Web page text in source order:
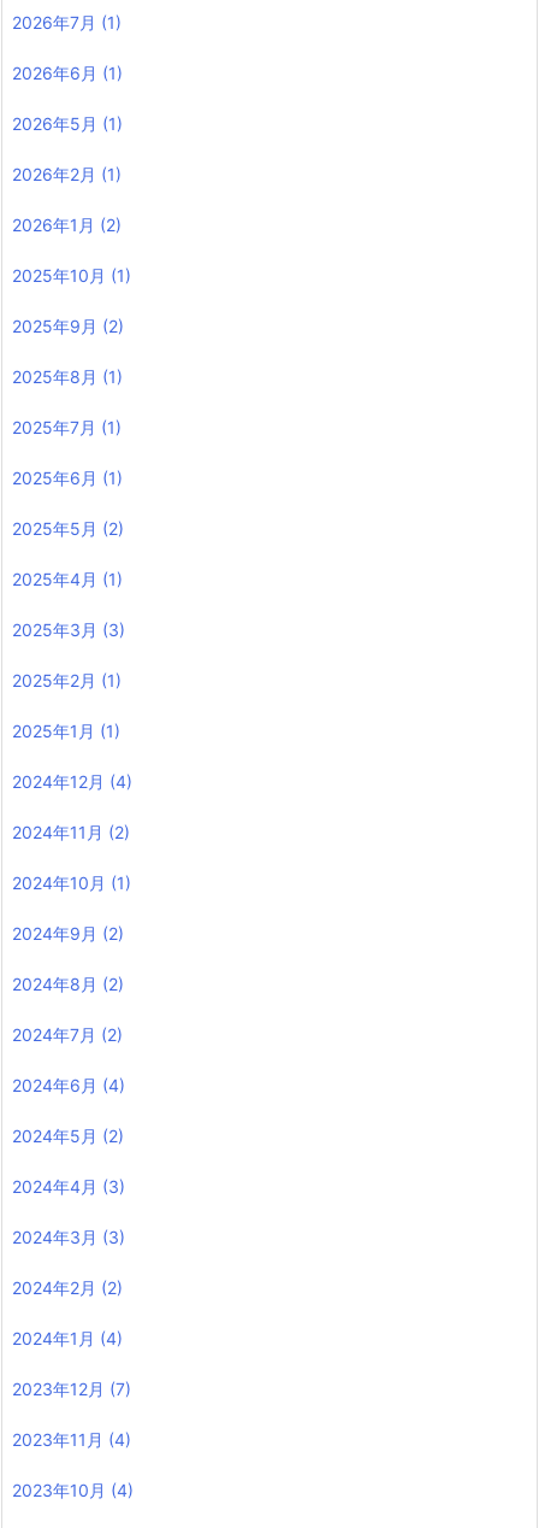
2026年7月 (1)
2026年6月 (1)
2026年5月 (1)
2026年2月 (1)
2026年1月 (2)
2025年10月 (1)
2025年9月 (2)
2025年8月 (1)
2025年7月 (1)
2025年6月 (1)
2025年5月 (2)
2025年4月 (1)
2025年3月 (3)
2025年2月 (1)
2025年1月 (1)
2024年12月 (4)
2024年11月 (2)
2024年10月 (1)
2024年9月 (2)
2024年8月 (2)
2024年7月 (2)
2024年6月 (4)
2024年5月 (2)
2024年4月 (3)
2024年3月 (3)
2024年2月 (2)
2024年1月 (4)
2023年12月 (7)
2023年11月 (4)
2023年10月 (4)